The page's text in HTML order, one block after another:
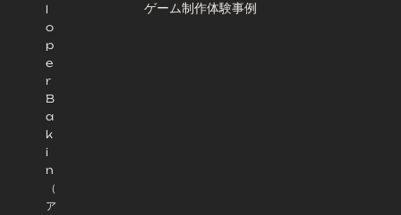
l
o
p
e
r
B
a
k
i
n
（
ア
ゲーム制作体験事例